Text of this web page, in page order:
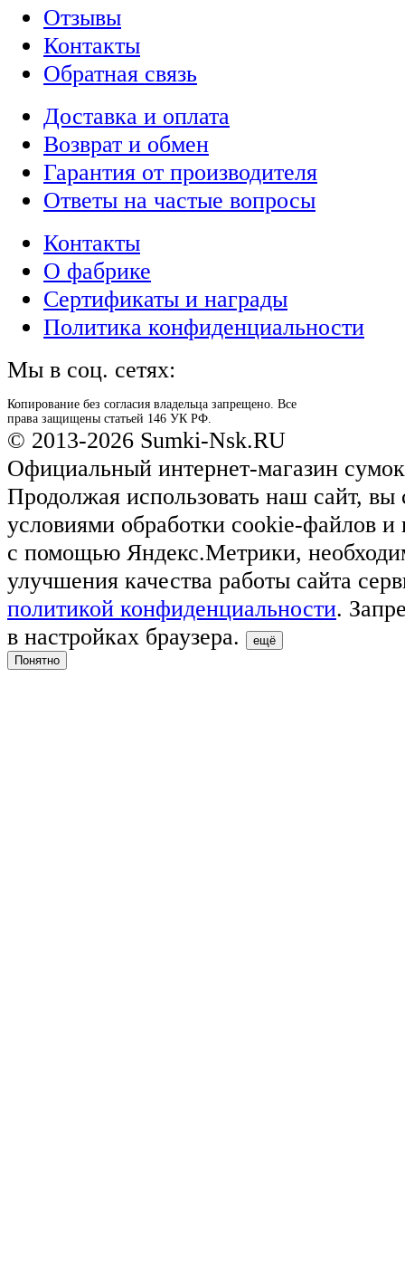
Отзывы
Контакты
Обратная связь
Доставка и оплата
Возврат и обмен
Гарантия от производителя
Ответы на частые вопросы
Контакты
О фабрике
Сертификаты и награды
Политика конфиденциальности
Мы в соц. сетях:
Копирование без согласия владельца запрещено. Все
права защищены статьей 146 УК РФ.
© 2013-2026 Sumki-Nsk.RU
Официальный интернет-магазин
Продолжая использовать наш сайт, вы
условиями обработки cookie-файлов и
с помощью Яндекс.Метрики,
улучшения качества работы сайта
политикой конфиденциальности.
в настройках браузера.
ещё
Понятно